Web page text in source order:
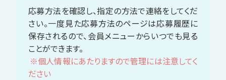
応募方法を確認し、指定の方法で連絡をしてくだ
さい。一度見た応募方法のページは応募履歴に
保存されるので、会員メニューからいつでも見る
ことができます。
※個人情報にあたりますので管理には注意してく
ださい